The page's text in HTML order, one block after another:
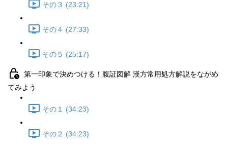
その３ (23:21)
その４ (27:33)
その５ (25:17)
第一印象で決めつける！腹証図解 漢方常用処方解説をながめ
てみよう
その１ (34:23)
その２ (34:23)